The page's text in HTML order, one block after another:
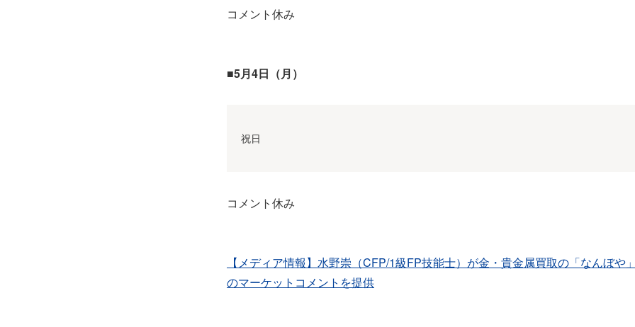
コメント休み
■5月4日（月）
祝日
コメント休み
【メディア情報】水野崇（CFP/1級FP技能士）が金・貴金属買取の「なんぼや
のマーケットコメントを提供